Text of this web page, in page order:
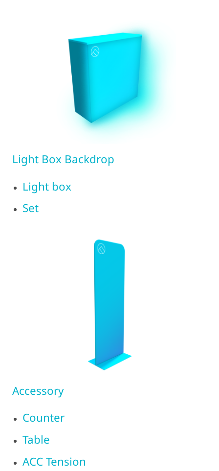
Light Box Backdrop
Light box
Set
Accessory
Counter
Table
ACC Tension